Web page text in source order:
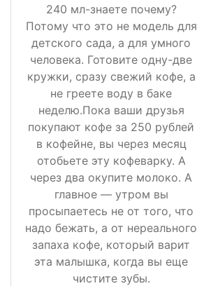
240 мл-знаете почему?
Потому что это не модель для
детского сада, а для умного
человека. Готовите одну-две
кружки, сразу свежий кофе, а
не греете воду в баке
неделю.Пока ваши друзья
покупают кофе за 250 рублей
в кофейне, вы через месяц
отобьете эту кофеварку. А
через два окупите молоко. А
главное — утром вы
просыпаетесь не от того, что
надо бежать, а от нереального
запаха кофе, который варит
эта малышка, когда вы еще
чистите зубы.